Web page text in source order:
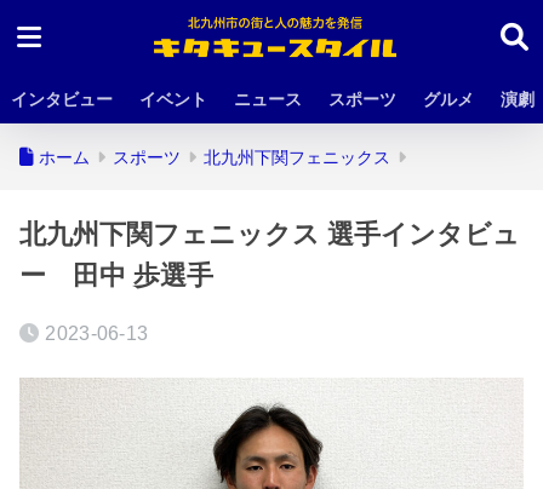
インタビュー イベント ニュース スポーツ グルメ 演劇
ホーム スポーツ 北九州下関フェニックス
北九州下関フェニックス 選手インタビュ
ー 田中 歩選手
2023-06-13